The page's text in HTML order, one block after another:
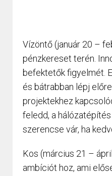
Vízöntő (január 20 –
pénzkereset terén.
befektetők figyelmét.
és bátrabban lépj
projektekhez
feledd, a
szerencse vár, ha
Kos (március 21 –
ambíciót hoz, ami